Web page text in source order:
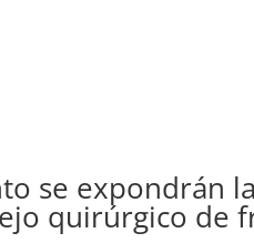
se expondrán
quirúrgico de